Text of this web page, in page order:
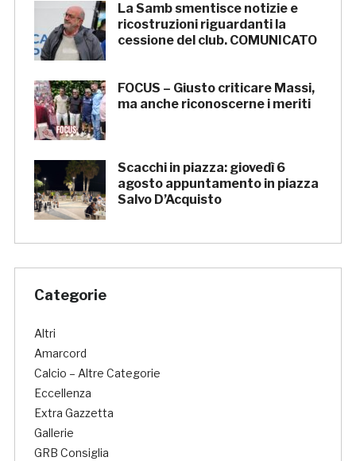
La Samb smentisce notizie e
ricostruzioni riguardanti la
cessione del club. COMUNICATO
FOCUS – Giusto criticare Massi,
ma anche riconoscerne i meriti
Scacchi in piazza: giovedì 6
agosto appuntamento in piazza
Salvo D’Acquisto
Categorie
Altri
Amarcord
Calcio – Altre Categorie
Eccellenza
Extra Gazzetta
Gallerie
GRB Consiglia